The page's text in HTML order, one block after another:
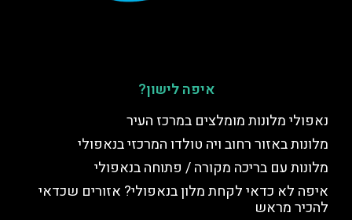
איפה לישון?
נאפולי מלונות מומלצים במרכז העיר
מלונות באזור רחוב ויה טולדו המרכזי בנאפולי
מלונות עם בריכה מקורה / פתוחה בנאפולי
איפה לא כדאי לקחת מלון בנאפולי? אזורים שכדאי
להכיר מראש